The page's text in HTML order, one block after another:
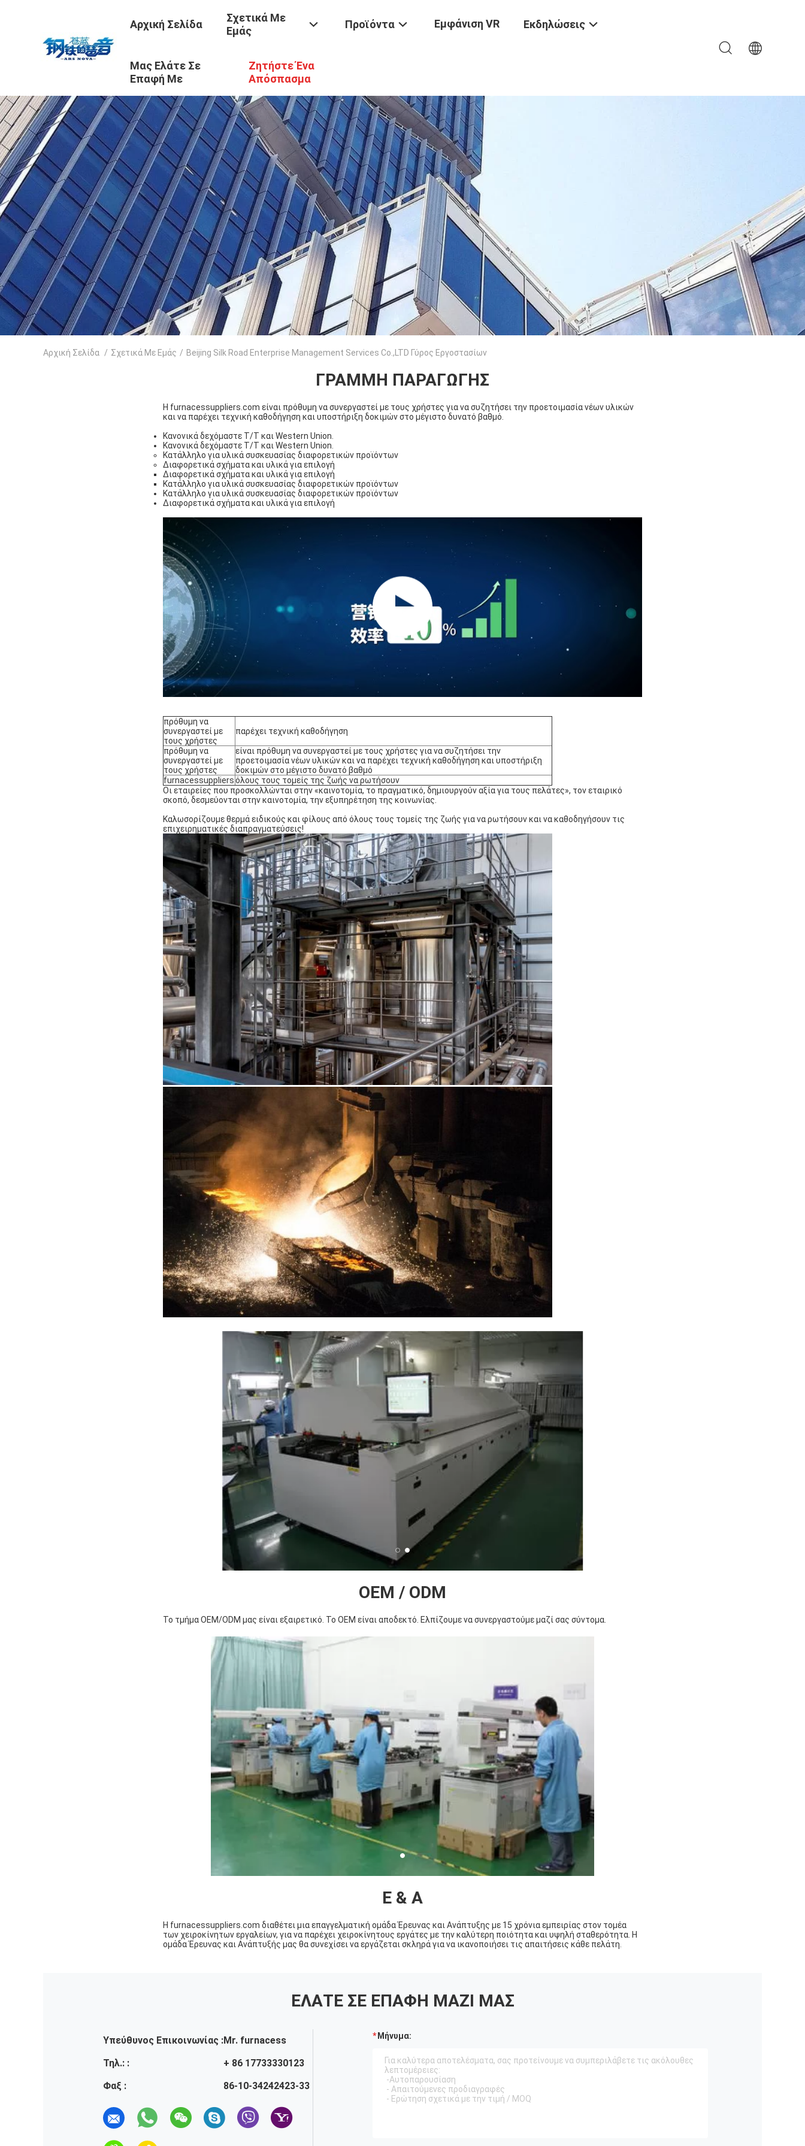
Αρχική Σελίδα
Σχετικά Με
Εμάς
Προϊόντα Εμφάνιση VR Εκδηλώσεις
Μας Ελάτε Σε
Επαφή Με
Ζητήστε Ένα
Απόσπασμα
Αρχική Σελίδα / Σχετικά Με Εμάς / Beijing Silk Road Enterprise Management Services Co.,LTD Γύρος Εργοστασίων
ΓΡΑΜΜΉ ΠΑΡΑΓΩΓΉΣ
Η furnacessuppliers.com είναι πρόθυμη να συνεργαστεί με τους χρήστες για να συζητήσει την προετοιμασία νέων υλικών
και να παρέχει τεχνική καθοδήγηση και υποστήριξη δοκιμών στο μέγιστο δυνατό βαθμό.
Κανονικά δεχόμαστε T/T και Western Union.
Κανονικά δεχόμαστε T/T και Western Union.
Κατάλληλο για υλικά συσκευασίας διαφορετικών προϊόντων
Διαφορετικά σχήματα και υλικά για επιλογή
Διαφορετικά σχήματα και υλικά για επιλογή
Κατάλληλο για υλικά συσκευασίας διαφορετικών προϊόντων
Κατάλληλο για υλικά συσκευασίας διαφορετικών προϊόντων
Διαφορετικά σχήματα και υλικά για επιλογή
πρόθυμη να
συνεργαστεί με
τους χρήστες
παρέχει τεχνική καθοδήγηση
πρόθυμη να
συνεργαστεί με
τους χρήστες
είναι πρόθυμη να συνεργαστεί με τους χρήστες για να συζητήσει την
προετοιμασία νέων υλικών και να παρέχει τεχνική καθοδήγηση και υποστήριξη
δοκιμών στο μέγιστο δυνατό βαθμό
furnacessuppliersόλους τους τομείς της ζωής να ρωτήσουν
Οι εταιρείες που προσκολλώνται στην «καινοτομία, το πραγματικό, δημιουργούν αξία για τους πελάτες», τον εταιρικό
σκοπό, δεσμεύονται στην καινοτομία, την εξυπηρέτηση της κοινωνίας.
Καλωσορίζουμε θερμά ειδικούς και φίλους από όλους τους τομείς της ζωής για να ρωτήσουν και να καθοδηγήσουν τις
επιχειρηματικές διαπραγματεύσεις!
OEM / ODM
Το τμήμα OEM/ODM μας είναι εξαιρετικό. Το OEM είναι αποδεκτό. Ελπίζουμε να συνεργαστούμε μαζί σας σύντομα.
Ε & Α
Η furnacessuppliers.com διαθέτει μια επαγγελματική ομάδα Έρευνας και Ανάπτυξης με 15 χρόνια εμπειρίας στον τομέα
των χειροκίνητων εργαλείων, για να παρέχει χειροκίνητους εργάτες με την καλύτερη ποιότητα και υψηλή σταθερότητα. Η
ομάδα Έρευνας και Ανάπτυξής μας θα συνεχίσει να εργάζεται σκληρά για να ικανοποιήσει τις απαιτήσεις κάθε πελάτη.
ΕΛΆΤΕ ΣΕ ΕΠΑΦΉ ΜΑΖΊ ΜΑΣ
Υπεύθυνος Επικοινωνίας :Mr. furnacess
Τηλ.: :
+ 86 17733330123
Φαξ :
86-10-34242423-33
Μήνυμα: